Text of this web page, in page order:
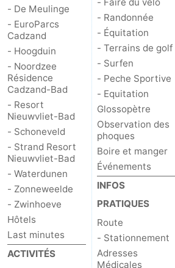
- De Meulinge
- EuroParcs
Cadzand
- Hoogduin
- Noordzee
Résidence
Cadzand-Bad
- Resort
Nieuwvliet-Bad
- Schoneveld
- Strand Resort
Nieuwvliet-Bad
- Waterdunen
- Zonneweelde
- Zwinhoeve
Hôtels
Last minutes
ACTIVITÉS
- Randonnée
- Équitation
- Terrains de golf
- Surfen
- Peche Sportive
- Equitation
Glossopètre
Observation des
phoques
Boire et manger
Événements
INFOS
PRATIQUES
Route
- Stationnement
Adresses
Médicales